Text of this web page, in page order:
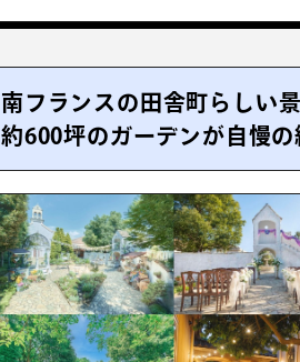
南フランスの田舎町らしい
約600坪のガーデンが自慢の